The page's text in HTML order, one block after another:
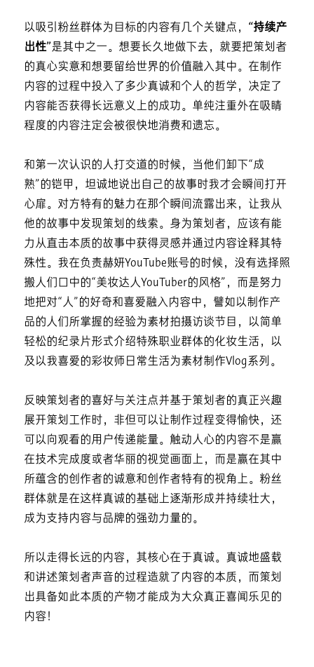
以吸引粉丝群体为目标的内容有几个关键点， “持续产
出性”是其中之一。想要长久地做下去，就要把策划者
的真心实意和想要留给世界的价值融入其中。在制作
内容的过程中投入了多少真诚和个人的哲学，决定了
内容能否获得长远意义上的成功。单纯注重外在吸睛
程度的内容注定会被很快地消费和遗忘。
和第一次认识的人打交道的时候，当他们卸下“成
熟”的铠甲，坦诚地说出自己的故事时我才会瞬间打开
心扉。对方特有的魅力在那个瞬间流露出来，让我从
他的故事中发现策划的线索。身为策划者，应该有能
力从直击本质的故事中获得灵感并通过内容诠释其特
殊性。我在负责赫妍YouTube账号的时候，没有选择照
搬人们口中的“美妆达人YouTuber的风格”，而是努力
地把对“人”的好奇和喜爱融入内容中，譬如以制作产
品的人们所掌握的经验为素材拍摄访谈节目，以简单
轻松的纪录片形式介绍特殊职业群体的化妆生活，以
及以我喜爱的彩妆师日常生活为素材制作Vlog系列。
反映策划者的喜好与关注点并基于策划者的真正兴趣
展开策划工作时，非但可以让制作过程变得愉快，还
可以向观看的用户传递能量。触动人心的内容不是赢
在技术完成度或者华丽的视觉画面上，而是赢在其中
所蕴含的创作者的诚意和创作者特有的视角上。粉丝
群体就是在这样真诚的基础上逐渐形成并持续壮大，
成为支持内容与品牌的强劲力量的。
所以走得长远的内容，其核心在于真诚。真诚地盛载
和讲述策划者声音的过程造就了内容的本质，而策划
出具备如此本质的产物才能成为大众真正喜闻乐见的
内容！